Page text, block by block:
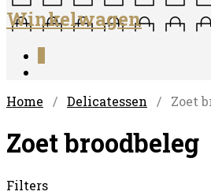
Winkelwagen
Home / Delicatessen / Zoet
Zoet broodbeleg
Filters